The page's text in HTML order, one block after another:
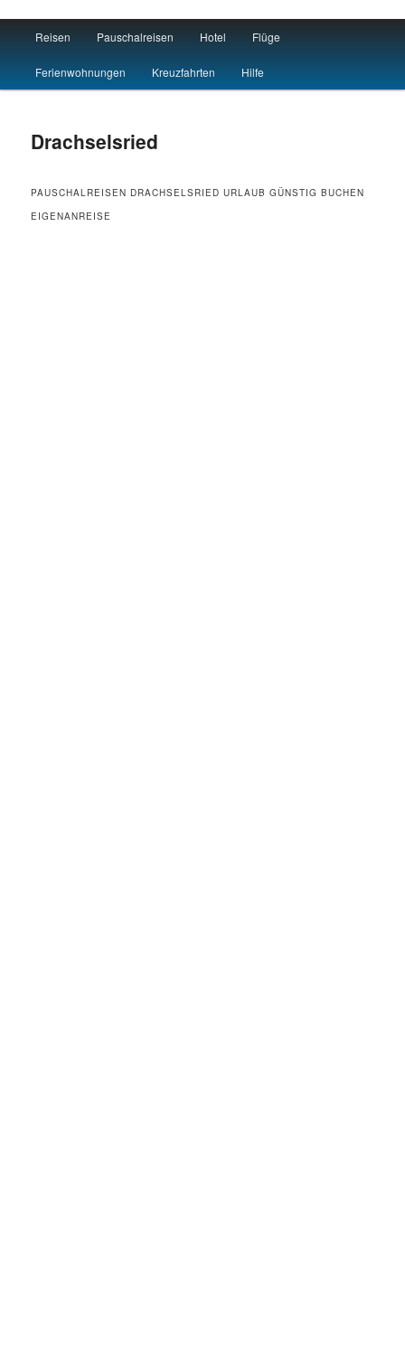
Reisen Hotel Flug
Skip to primary content
Skip to secondary content
Reisen Pauschalreisen Hotel Flüge
Ferienwohnungen Kreuzfahrten Hilfe
Drachselsried
PAUSCHALREISEN DRACHSELSRIED URLAUB GÜNSTIG BUCHEN
EIGENANREISE